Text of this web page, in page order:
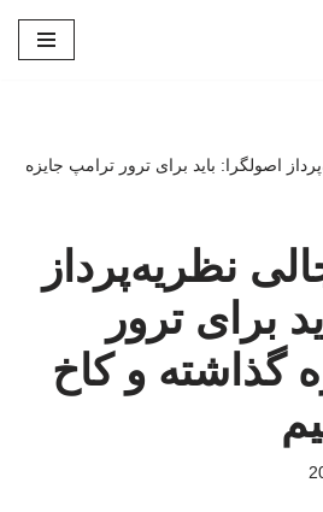
اصولگرا: باید برای ترور ترامپ جایزه
نظریه‌پرداز
برای ترور
گذاشته و کاخ